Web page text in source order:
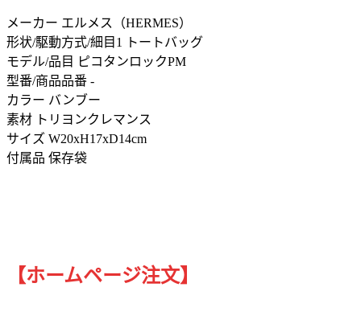
メーカー エルメス（HERMES）
形状/駆動方式/細目1 トートバッグ
モデル/品目 ピコタンロックPM
型番/商品品番 -
カラー バンブー
素材 トリヨンクレマンス
サイズ W20xH17xD14cm
付属品 保存袋
【ホームページ注文】